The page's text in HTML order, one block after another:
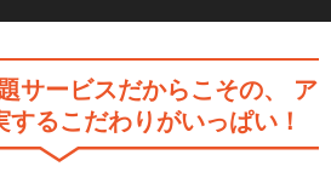
サービスだからこその、
ア
るこだわりがいっぱい！